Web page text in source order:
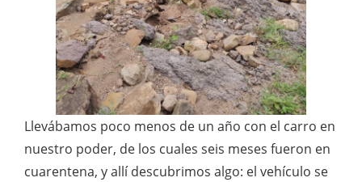
Llevábamos poco menos de un año con el carro en
nuestro poder, de los cuales seis meses fueron en
cuarentena, y allí descubrimos algo: el vehículo se